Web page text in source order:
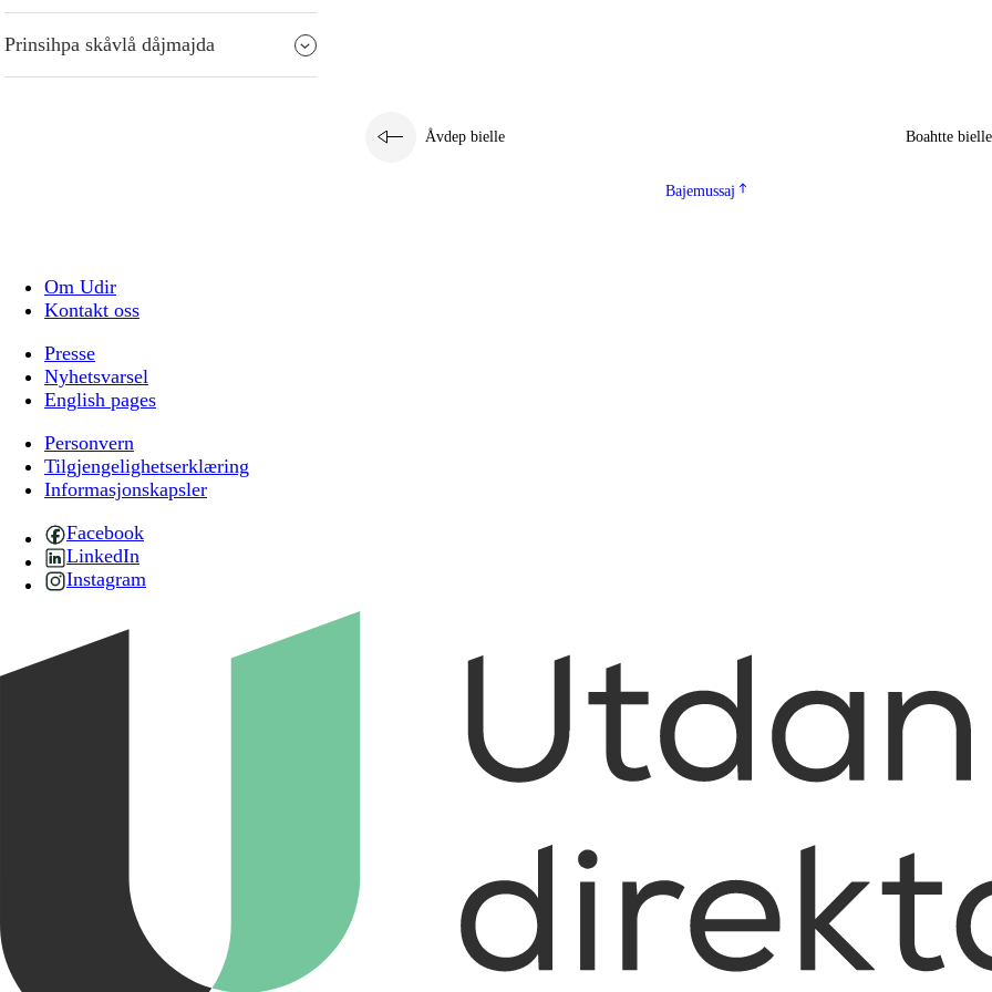
Prinsihpa skåvlå dåjmajda
Åvdep bielle Boahtte bielle
Bajemussaj
Om Udir
Kontakt oss
Presse
Nyhetsvarsel
English pages
Personvern
Tilgjengelighetserklæring
Informasjonskapsler
Facebook
LinkedIn
Instagram